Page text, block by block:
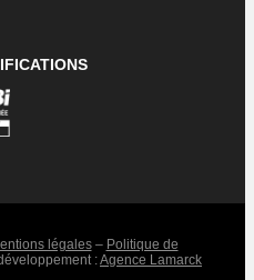
légales– Politique de
:Agence Lamarck